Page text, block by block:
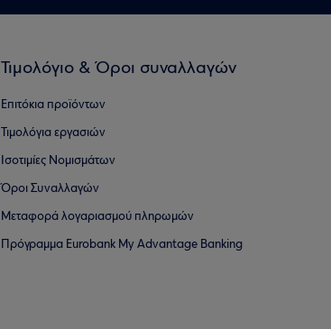
Τιμολόγιο & Όροι συναλλαγών
Επιτόκια προϊόντων
Τιμολόγια εργασιών
Ισοτιμίες Νομισμάτων
Όροι Συναλλαγών
Μεταφορά λογαριασμού πληρωμών
Πρόγραμμα Eurobank My Advantage Banking